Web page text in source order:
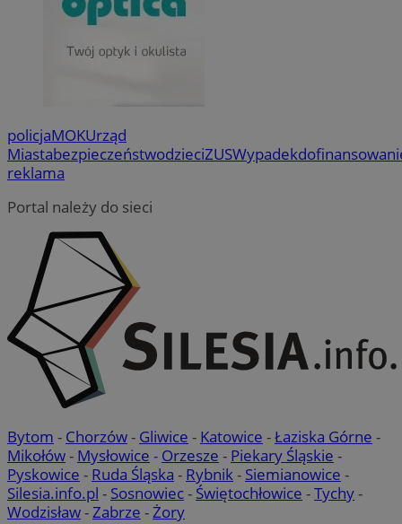
policjaMOKUrząd
MiastabezpieczeństwodzieciZUSWypadek
reklama
Portal należy do sieci
Bytom - Chorzów- Gliwice - Katowice -Łaziska Górne -
Mikołów- Mysłowice - Orzesze - Piekary Śląskie -
Pyskowice - Ruda Śląska - Rybnik- Siemianowice -
Silesia.info.pl - Sosnowiec- Świętochłowice -Tychy-
Wodzisław-Zabrze -Żory